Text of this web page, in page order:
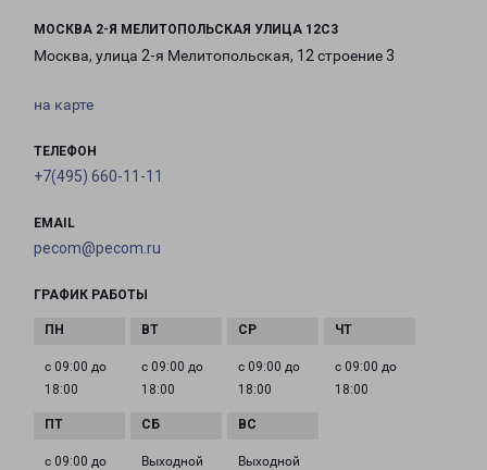
МОСКВА 2-Я МЕЛИТОПОЛЬСКАЯ УЛИЦА 12С3
Москва, улица 2-я Мелитопольская, 12 строение 3
на карте
ТЕЛЕФОН
+7(495) 660-11-11
EMAIL
pecom@pecom.ru
ГРАФИК РАБОТЫ
с 09:00 до
18:00
с 09:00 до
18:00
с 09:00 до
18:00
с 09:00 до
18:00
с 09:00 до
Выходной Выходной